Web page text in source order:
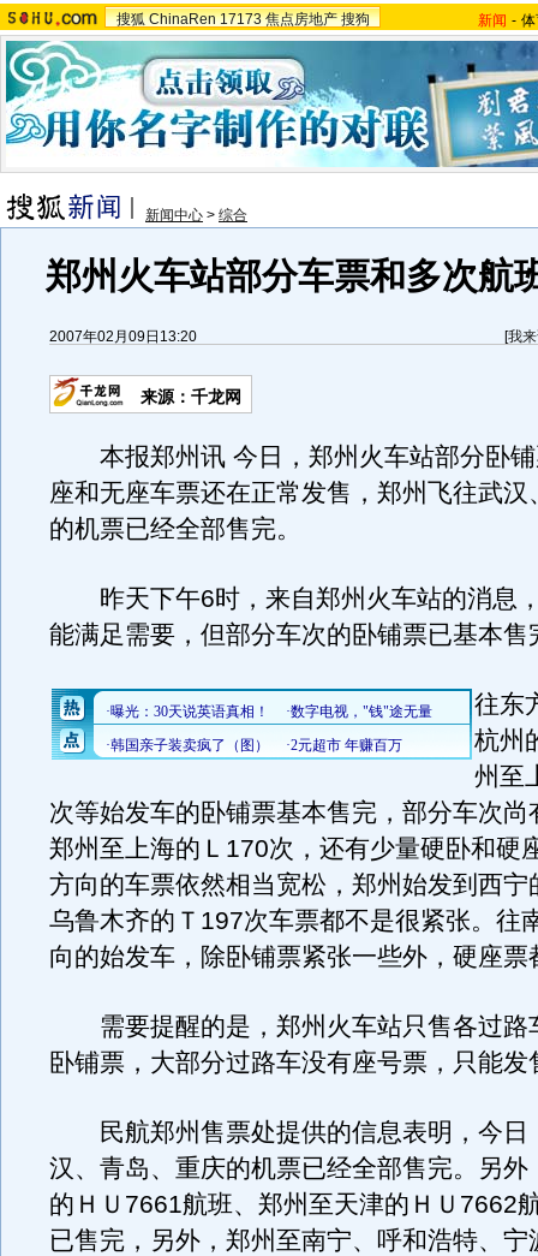
搜狐 ChinaRen 17173 焦点房地产 搜狗 新闻 -
新闻中心 > 综合
郑州火车站部分车票和多次航
2007年02月09日13:20 [我
来源：千龙网
本报郑州讯 今日，郑州火车站部分卧铺
座和无座车票还在正常发售，郑州飞往武汉
的机票已经全部售完。
昨天下午6时，来自郑州火车站的消息
能满足需要，但部分车次的卧铺票已基本售
往东
杭州
州至
次等始发车的卧铺票基本售完，部分车次尚
郑州至上海的Ｌ170次，还有少量硬卧和硬
方向的车票依然相当宽松，郑州始发到西
乌鲁木齐的Ｔ197次车票都不是很紧张。往
向的始发车，除卧铺票紧张一些外，硬座票
需要提醒的是，郑州火车站只售各过路
卧铺票，大部分过路车没有座号票，只能发
民航郑州售票处提供的信息表明，今日
汉、青岛、重庆的机票已经全部售完。另外
的ＨＵ7661航班、郑州至天津的ＨＵ7662
已售完，另外，郑州至南宁、呼和浩特、宁